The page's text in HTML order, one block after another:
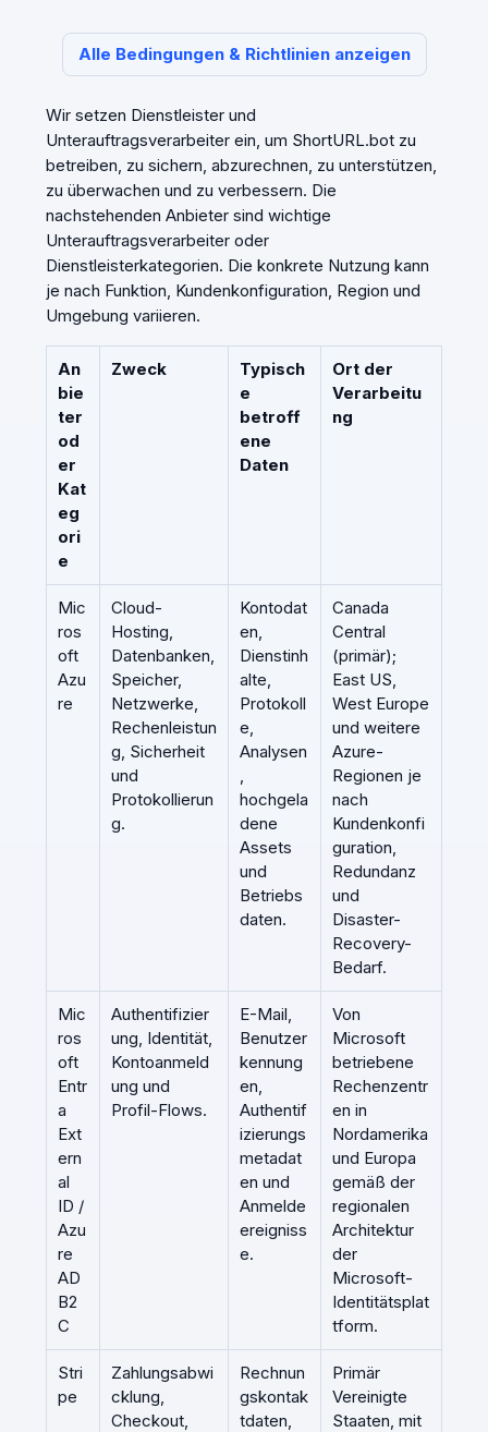
Alle Bedingungen & Richtlinien anzeigen
Wir setzen Dienstleister und
Unterauftragsverarbeiter ein, um ShortURL.bot zu
betreiben, zu sichern, abzurechnen, zu unterstützen,
zu überwachen und zu verbessern. Die
nachstehenden Anbieter sind wichtige
Unterauftragsverarbeiter oder
Dienstleisterkategorien. Die konkrete Nutzung kann
je nach Funktion, Kundenkonfiguration, Region und
Umgebung variieren.
An
bie
ter
od
er
Kat
eg
ori
e
Zweck
Typisch
e
betroff
ene
Daten
Ort der
Verarbeitu
ng
Mic
ros
oft
Azu
re
Cloud-
Hosting,
Datenbanken,
Speicher,
Netzwerke,
Rechenleistun
g, Sicherheit
und
Protokollierun
g.
Kontodat
en,
Dienstinh
alte,
Protokoll
e,
Analysen
hochgela
dene
Assets
und
Betriebs
daten.
Canada
Central
(primär);
East US,
West Europe
und weitere
Azure-
Regionen je
nach
Kundenkonfi
guration,
Redundanz
und
Disaster-
Recovery-
Bedarf.
Mic
ros
oft
Entr
a
Ext
ern
al
ID /
Azu
re
AD
B2
C
Authentifizier
ung, Identität,
Kontoanmeld
ung und
Profil-Flows.
E-Mail,
Benutzer
kennung
en,
Authentif
izierungs
metadat
en und
Anmelde
ereigniss
e.
Von
Microsoft
betriebene
Rechenzentr
en in
Nordamerika
und Europa
gemäß der
regionalen
Architektur
der
Microsoft-
Identitätsplat
tform.
Stri
pe
Zahlungsabwi
cklung,
Checkout,
Rechnun
gskontak
tdaten,
Primär
Vereinigte
Staaten, mit